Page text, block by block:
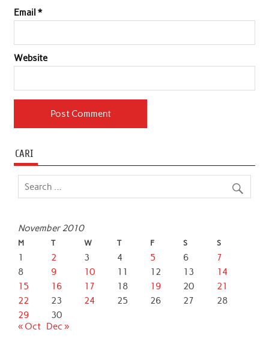
Email *
Website
CARI
November 2010
M T W T F S S
1 2 3 4 5 6
7
8
9 10 11 12 13
14
15
16 17 18 19 20
21
22
23 24 25 26 27
28
29
30
« Oct Dec »